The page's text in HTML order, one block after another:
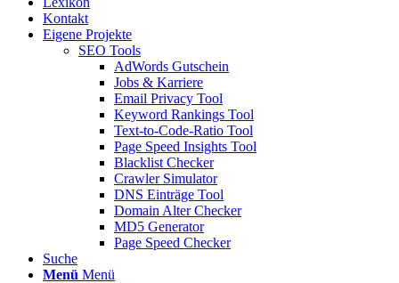
Kontakt
Eigene Projekte
SEO Tools
AdWords Gutschein
Jobs & Karriere
Email Privacy Tool
Keyword Rankings Tool
Text-to-Code-Ratio Tool
Page Speed Insights Tool
Blacklist Checker
Crawler Simulator
DNS Einträge Tool
Domain Alter Checker
MD5 Generator
Page Speed Checker
Suche
Menü Menü